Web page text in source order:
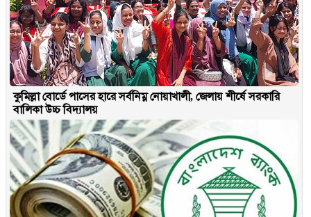
কুমিল্লা বোর্ডে পাসের হারে সর্বনিম্ন নোয়াখালী, জেলায় শীর্ষে সরকারি
বালিকা উচ্চ বিদ্যালয়